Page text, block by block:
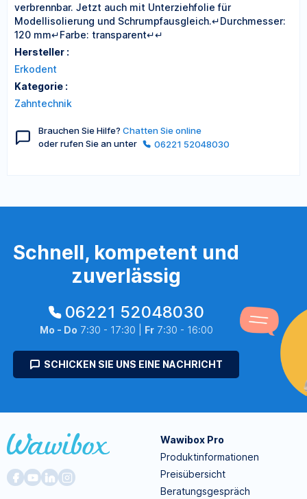
verbrennbar. Jetzt auch mit Unterziehfolie für
Modellisolierung und Schrumpfausgleich.↵Durchmesser:
120 mm↵Farbe: transparent↵↵
Hersteller :
Erkodent
Kategorie :
Zahntechnik
Brauchen Sie Hilfe? Chatten Sie online
oder rufen Sie an unter
06221 52048030
Schnell, kompetent und
zuverlässig
06221 52048030
Mo - Do 7:30 - 17:30 | Fr7:30 - 16:00
SCHICKEN SIE UNS EINE NACHRICHT
Wawibox Pro
Produktinformationen
Preisübersicht
Beratungsgespräch